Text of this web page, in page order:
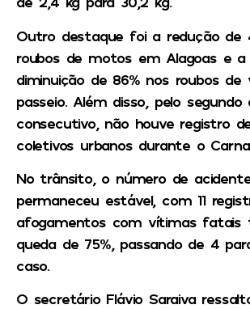
Outro destaque foi a redução de
roubos de motos em Alagoas e a
diminuição de 86% nos roubos de
passeio. Além disso, pelo segundo
consecutivo, não houve registro
coletivos urbanos durante o
No trânsito, o número de
permaneceu estável, com 11
afogamentos com vítimas fatais
queda de 75%, passando de 4
caso.
O secretário Flávio Saraiva